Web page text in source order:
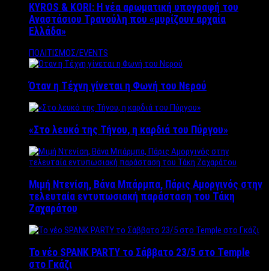
KYROS & KORI: Η νέα αρωματική υπογραφή του
Αναστάσιου Τρανούλη που «μυρίζουν αρχαία
Ελλάδα»
ΠΟΛΙΤΙΣΜΟΣ/EVENTS
Όταν η Τέχνη γίνεται η Φωνή του Νερού
«Στο λευκό της Τήνου, η καρδιά του Πύργου»
Μιμή Ντενίση, Βάνα Μπάρμπα, Πάρις Αμοργινός στην
τελευταία εντυπωσιακή παράσταση του Τάκη
Ζαχαράτου
Το νέο SPANK PARTY το Σάββατο 23/5 στο Temple
στο Γκάζι